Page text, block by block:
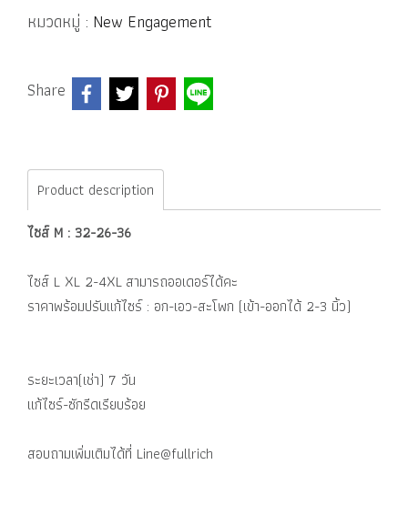
หมวดหมู่ : New Engagement
Share
Product description
ไซส์ M : 32-26-36
ไซส์ L XL 2-4XL สามารถออเดอร์ได้คะ
ราคาพร้อมปรับแก้ไซร์ : อก-เอว-สะโพก (เข้า-ออกได้ 2-3 นิ้ว)
ระยะเวลา(เช่า) 7 วัน
แก้ไซร์-ซักรีดเรียบร้อย
สอบถามเพิ่มเติมได้ที่ Line@fullrich